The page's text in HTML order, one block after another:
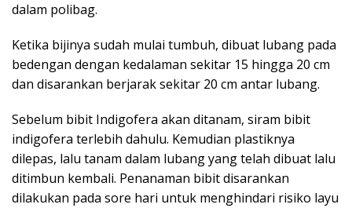
dalam polibag.
Ketika bijinya sudah mulai tumbuh, dibuat lubang pada
bedengan dengan kedalaman sekitar 15 hingga 20 cm
dan disarankan berjarak sekitar 20 cm antar lubang.
Sebelum bibit Indigofera akan ditanam, siram bibit
indigofera terlebih dahulu. Kemudian plastiknya
dilepas, lalu tanam dalam lubang yang telah dibuat lalu
ditimbun kembali. Penanaman bibit disarankan
dilakukan pada sore hari untuk menghindari risiko layu